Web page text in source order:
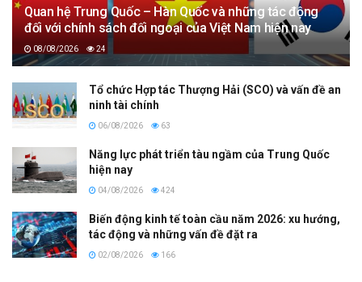
Quan hệ Trung Quốc – Hàn Quốc và những tác động
đối với chính sách đối ngoại của Việt Nam hiện nay
08/08/2026 24
Tổ chức Hợp tác Thượng Hải (SCO) và vấn đề an
ninh tài chính
06/08/2026 63
Năng lực phát triển tàu ngầm của Trung Quốc
hiện nay
04/08/2026 424
Biến động kinh tế toàn cầu năm 2026: xu hướng,
tác động và những vấn đề đặt ra
02/08/2026 166